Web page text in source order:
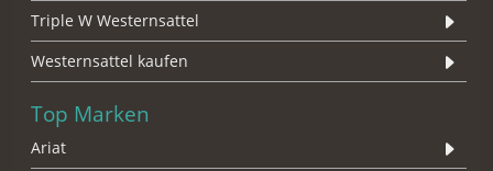
Triple W Westernsattel
Westernsattel kaufen
Top Marken
Ariat